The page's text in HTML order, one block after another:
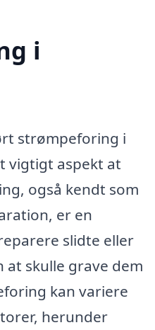
i
strømpeforing i
vigtigt aspekt at
også kendt som
er en
slidte eller
at skulle grave dem
kan variere
herunder